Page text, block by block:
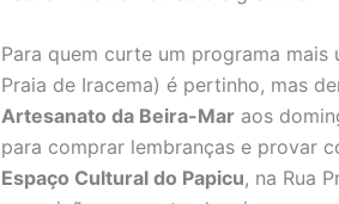
Para quem curte um programa mais
Praia de Iracema) é pertinho, mas
Artesanato da Beira-Mar aos
para comprar lembranças e provar
Espaço Cultural do Papicu, na Rua